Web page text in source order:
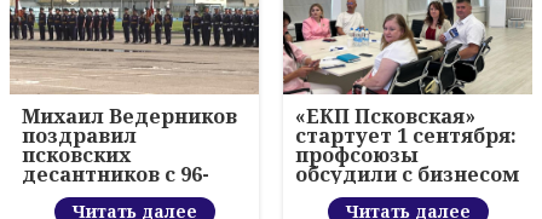
Михаил Ведерников
поздравил
псковских
десантников с 96-
летием ВДВ и
вручил награды
Читать далее
«ЕКП Псковская»
стартует 1 сентября:
профсоюзы
обсудили с бизнесом
новый цифровой
проектЧитать далее